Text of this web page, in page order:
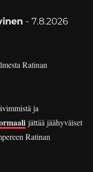
- 7.8.2026
Ratinan
ja
jättää jäähyväiset
Ratinan